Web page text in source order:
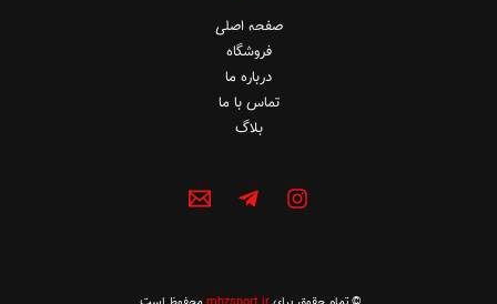
صفحه اصلی
فروشگاه
درباره ما
تماس با ما
بلاگ